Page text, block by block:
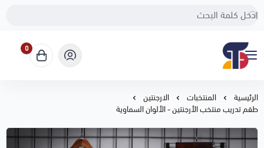
Sport Touch
0
الرئيسية المنتخبات
الارجنتين
طقم تدريب منتخب الأرجنتين - الألوان السماوية